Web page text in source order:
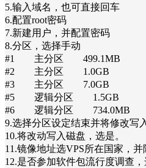
5.输入域名，也可直接回车
6.配置root密码
7.新建用户，并配置密码
8.分区，选择手动
#1 主分区
#2 主分区 1.0GB
#3 主分区 7.0GB f
#5 逻辑分区
#6 逻辑分区
9.选择分区设定结束并将修改写
10.将改动写入磁盘，选是。
11.镜像地址选VPS所在国家，并
12.是否参加软件包流行度调查，